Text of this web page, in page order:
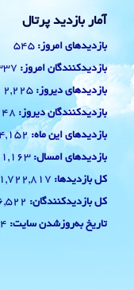
آمار بازدید پرتال
بازدیدهای امروز: 545
بازدیدکنندگان امروز:
بازدیدهای دیروز: 2,225
بازدیدکنندگان دیروز:
بازدیدهای این ماه:
بازدیدهای امسال:
کل بازدیدها: 1,722,817
کل بازدیدکنند‌گان:
تاریخ به‌روزشدن سایت: 14